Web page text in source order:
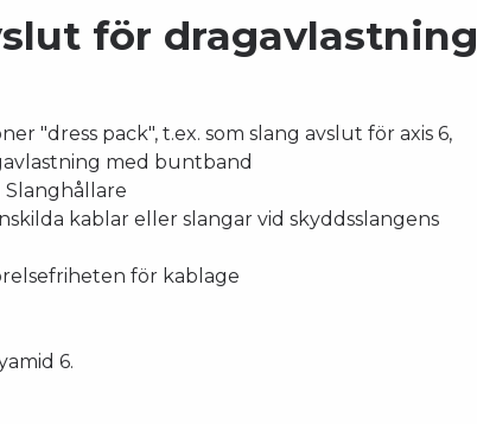
för dragavlastning
"dress pack", t.ex. som slang avslut för axis 6,
med buntband
Slanghållare
kablar eller slangar vid skyddsslangens
för kablage
6.